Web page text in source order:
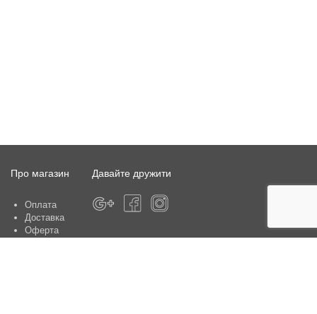
Про магазин
Оплата
Доставка
Оферта
Давайте дружити